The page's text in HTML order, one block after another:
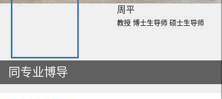
周平
教授 博士生导师 硕士生导师
同专业博导